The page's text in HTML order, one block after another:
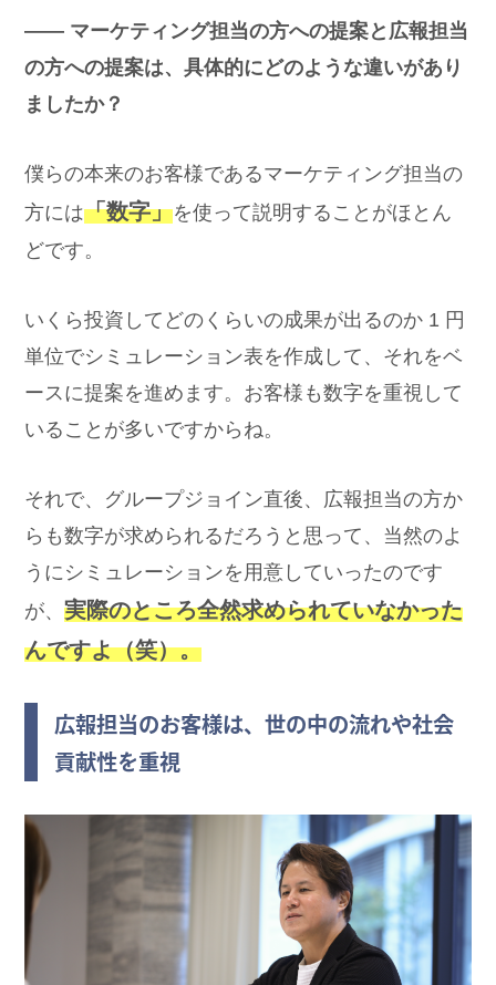
―― マーケティング担当の方への提案と広報担当
の方への提案は、具体的にどのような違いがあり
ましたか？
僕らの本来のお客様であるマーケティング担当の
方には「数字」を使って説明することがほとん
どです。
いくら投資してどのくらいの成果が出るのか 1 円
単位でシミュレーション表を作成して、それをベ
ースに提案を進めます。お客様も数字を重視して
いることが多いですからね。
それで、グループジョイン直後、広報担当の方か
らも数字が求められるだろうと思って、当然のよ
うにシミュレーションを用意していったのです
が、実際のところ全然求められていなかった
んですよ（笑）。
広報担当のお客様は、世の中の流れや社会
貢献性を重視